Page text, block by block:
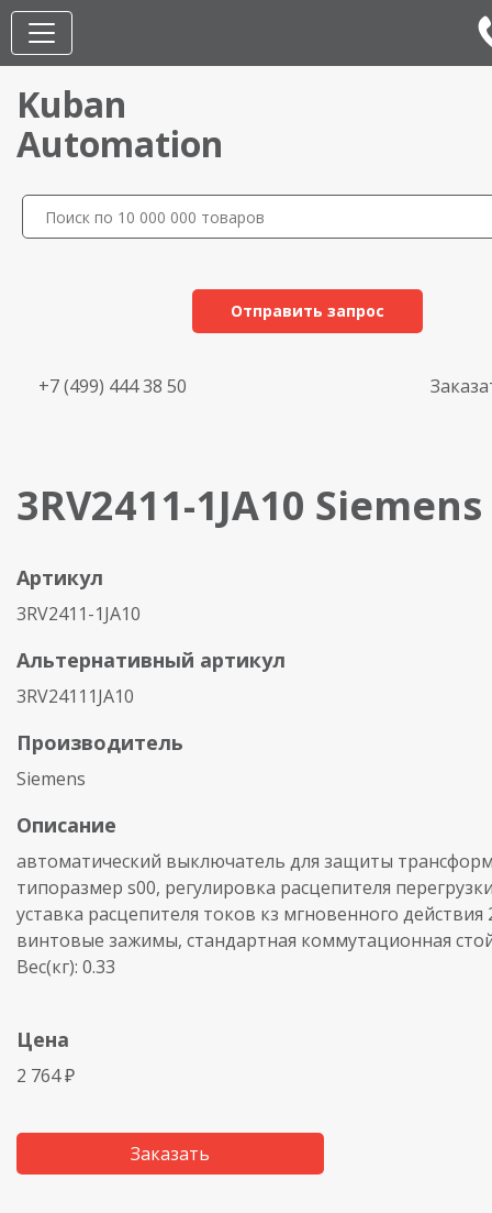
Kuban
Automation
Отправить запрос
+7 (499) 444 38 50
3RV2411-1JA10 Siemens
Артикул
3RV2411-1JA10
Альтернативный артикул
3RV24111JA10
Производитель
Siemens
Описание
автоматический выключатель для защиты
типоразмер s00, регулировка расцепителя
уставка расцепителя токов кз мгновенного действия
винтовые зажимы, стандартная коммутационная
Вес(кг): 0.33
Цена
2 764 ₽
Заказать